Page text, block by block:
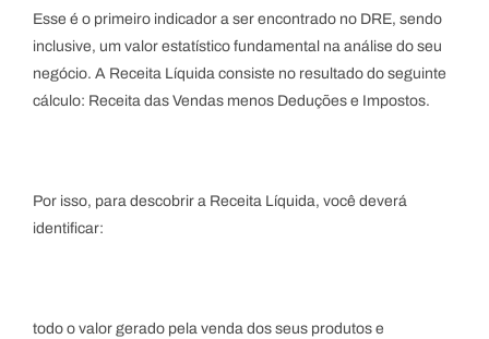
Esse é o primeiro indicador a ser encontrado no DRE, sendo
inclusive, um valor estatístico fundamental na análise do seu
negócio. A Receita Líquida consiste no resultado do seguinte
cálculo: Receita das Vendas menos Deduções e Impostos.
Por isso, para descobrir a Receita Líquida, você deverá
identificar:
todo o valor gerado pela venda dos seus produtos e